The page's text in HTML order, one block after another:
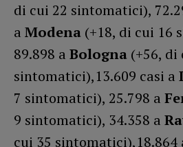
di cui 22 sintomatici),
a Modena (+18, di cui 16
89.898 a Bologna (+56, di
sintomatici),13.609 casi a
7 sintomatici), 25.798 a
9 sintomatici), 34.358 a
cui 35 sintomatici),18.864